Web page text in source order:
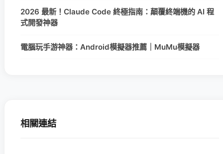
2026 最新！Claude Code 終極指南：顛覆終端機的 AI 程
式開發神器
電腦玩手游神器：Android模擬器推薦｜MuMu模擬器
相關連結